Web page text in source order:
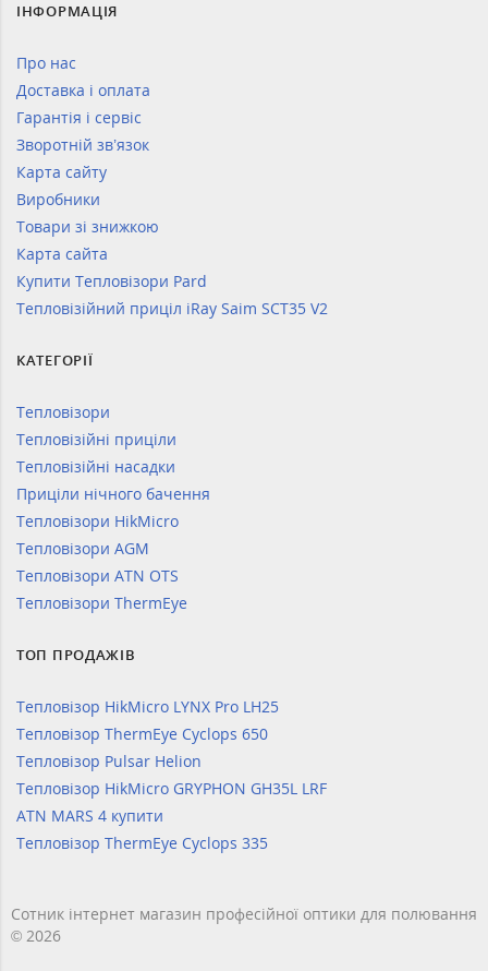
ІНФОРМАЦІЯ
Про нас
Доставка і оплата
Гарантія і сервіс
Зворотній зв’язок
Карта сайту
Виробники
Товари зі знижкою
Карта сайта
Купити Тепловізори Pard
Тепловізійний приціл iRay Saim SCT35 V2
КАТЕГОРІЇ
Тепловізори
Тепловізійні приціли
Тепловізійні насадки
Приціли нічного бачення
Тепловізори HikMicro
Тепловізори AGM
Тепловізори ATN OTS
Тепловізори ThermEye
ТОП ПРОДАЖІВ
Тепловізор HikMicro LYNX Pro LH25
Тепловізор ThermEye Cyclops 650
Тепловізор Pulsar Helion
Тепловізор HikMicro GRYPHON GH35L LRF
ATN MARS 4 купити
Тепловізор ThermEye Cyclops 335
Сотник інтернет магазин професійної оптики для полювання
© 2026